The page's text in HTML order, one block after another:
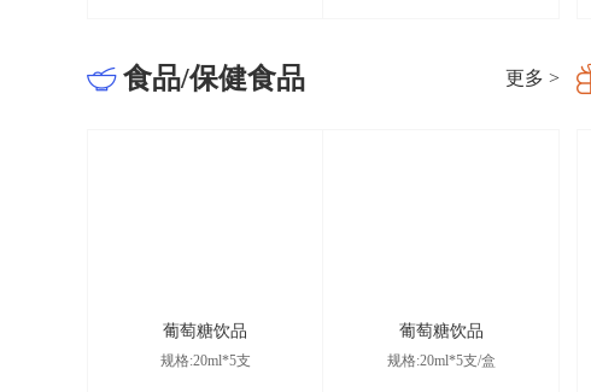
司
富顺县兜山镇胡家村1
食品/保健食品 更多 >
葡萄糖饮品
规格:20ml*5支
葡萄糖饮品
规格:20ml*5支/盒